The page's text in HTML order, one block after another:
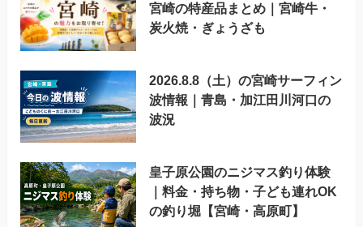
宮崎の特産品まとめ｜宮崎牛・
炭火焼・ぎょうざも
2026.8.8（土）の宮崎サーフィン
波情報｜青島・加江田川河口の
波況
皇子原公園のニジマス釣り体験
｜料金・持ち物・子ども連れOK
の釣り堀【宮崎・高原町】